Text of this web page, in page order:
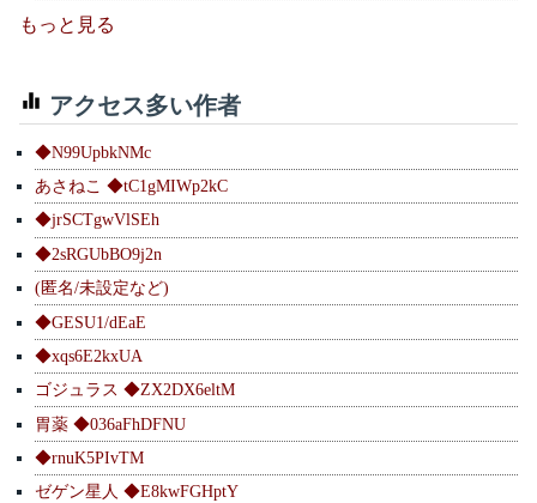
もっと見る
アクセス多い作者
◆N99UpbkNMc
あさねこ ◆tC1gMIWp2kC
◆jrSCTgwVlSEh
◆2sRGUbBO9j2n
(匿名/未設定など)
◆GESU1/dEaE
◆xqs6E2kxUA
ゴジュラス ◆ZX2DX6eltM
胃薬 ◆036aFhDFNU
◆rnuK5PIvTM
ゼゲン星人 ◆E8kwFGHptY